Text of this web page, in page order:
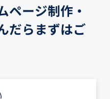
ページ制作・
だらまずはご